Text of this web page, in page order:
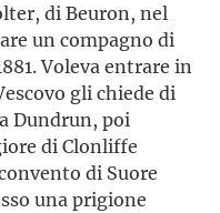
di Beuron, nel
un compagno di
Voleva entrare in
gli chiede di
Dundrun, poi
di Clonliffe
di Suore
una prigione